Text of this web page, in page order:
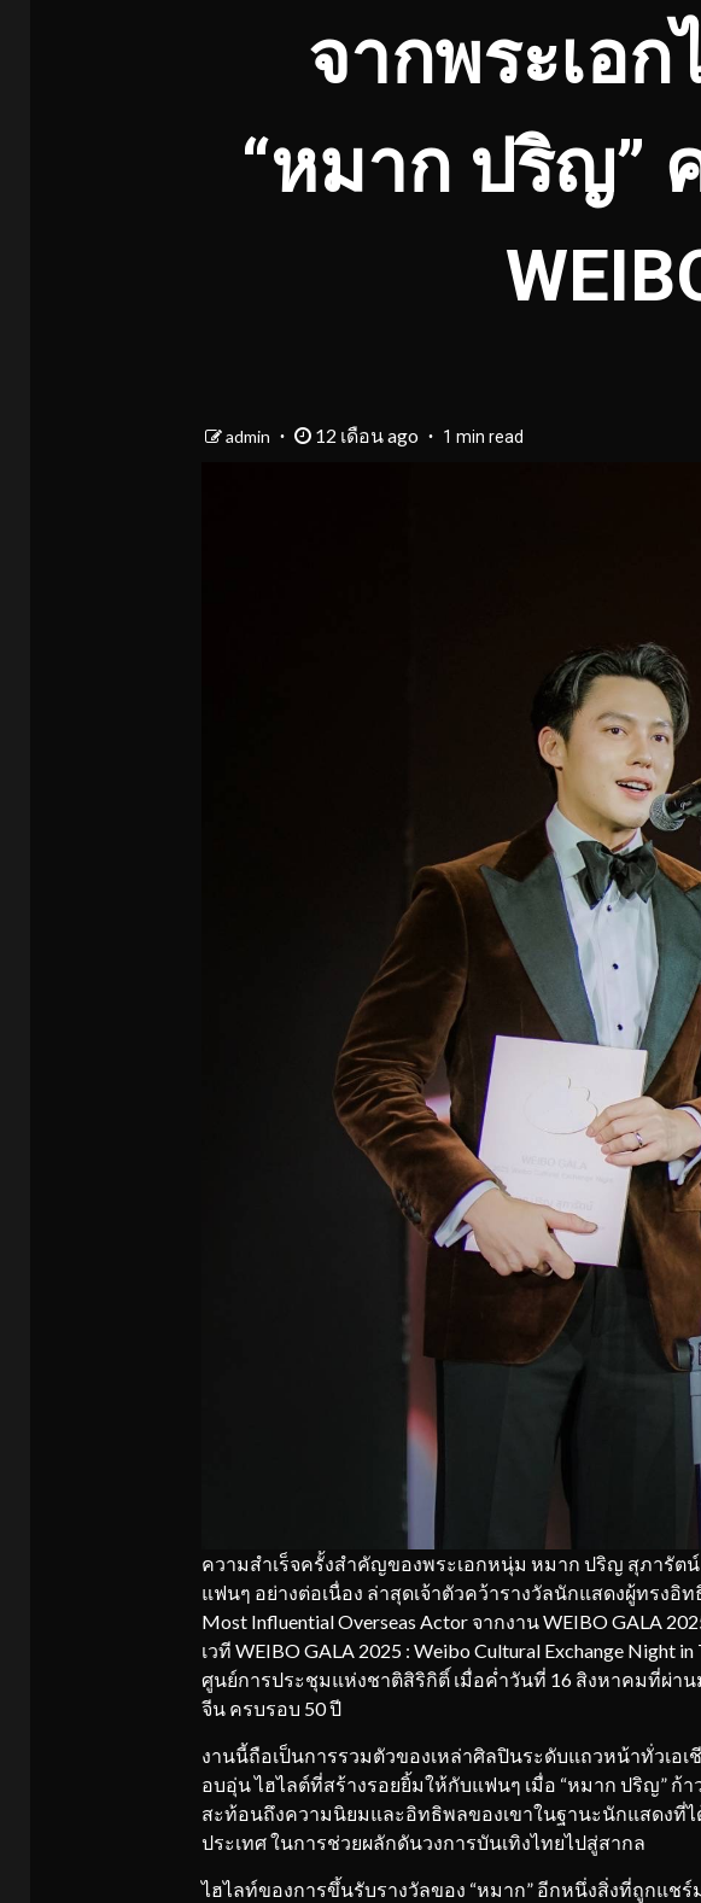
จากพระเอก
“หมาก ปริญ”
admin 12 เดือน ago 1 min read
ความสำเร็จครั้งสำคัญของพระเอกหนุ่ม หมาก ปริญ สุภารัต
แฟนๆ อย่างต่อเนื่อง ล่าสุดเจ้าตัวคว้ารางวัลนักแสดงผู้ทรงอิ
Most Influential Overseas Actor จากงาน WEIBO GALA
เวที WEIBO GALA 2025 : Weibo Cultural Exchange
ศูนย์การประชุมแห่งชาติสิริกิติ์ เมื่อค่ำวันที่ 16 สิงหาคมที่ผ่า
จีน ครบรอบ 50 ปี
งานนี้ถือเป็นการรวมตัวของเหล่าศิลปินระดับแถวหน้าทั่วเอ
อบอุ่น ไฮไลต์ที่สร้างรอยยิ้มให้กับแฟนๆ เมื่อ “หมาก ปริญ” ก้
สะท้อนถึงความนิยมและอิทธิพลของเขาในฐานะนักแสดงที่
ประเทศ ในการช่วยผลักดันวงการบันเทิงไทยไปสู่สากล
ไฮไลท์ของการขึ้นรับรางวัลของ “หมาก” อีกหนึ่งสิ่งที่ถูกแช